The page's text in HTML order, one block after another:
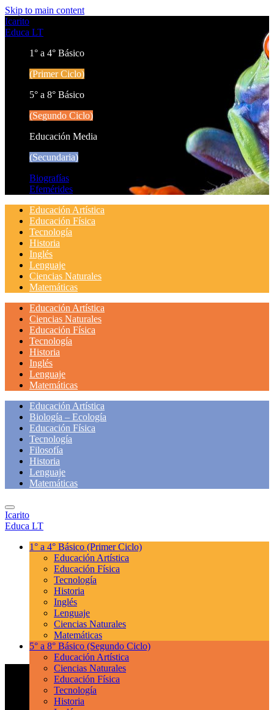
Skip to main content
Icarito
Educa LT
1° a 4° Básico
(Primer Ciclo)
5° a 8° Básico
(Segundo Ciclo)
Educación Media
(Secundaria)
Biografías
Efemérides
Educación Artística
Educación Física
Tecnología
Historia
Inglés
Lenguaje
Ciencias Naturales
Matemáticas
Educación Artística
Ciencias Naturales
Educación Física
Tecnología
Historia
Inglés
Lenguaje
Matemáticas
Educación Artística
Biología – Ecología
Educación Física
Tecnología
Filosofía
Historia
Lenguaje
Matemáticas
Icarito
Educa LT
1° a 4° Básico (Primer Ciclo)
Educación Artística
Educación Física
Tecnología
Historia
Inglés
Lenguaje
Ciencias Naturales
Matemáticas
5° a 8° Básico (Segundo Ciclo)
Educación Artística
Ciencias Naturales
Educación Física
Tecnología
Historia